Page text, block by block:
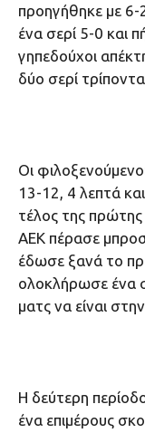
προηγήθηκε με
ένα σερί 5-0 και
γηπεδούχοι
δύο σερί
Οι
13-12, 4 λεπτά
τέλος της
ΑΕΚ πέρασε
έδωσε ξανά το
ολοκλήρωσε ένα
ματς να είναι
Η δεύτερη
ένα επιμέρους